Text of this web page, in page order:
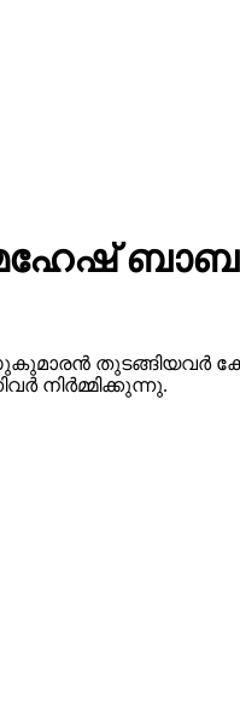
ബാബു
തുടങ്ങിയവർ
നിർമ്മിക്കുന്നു.